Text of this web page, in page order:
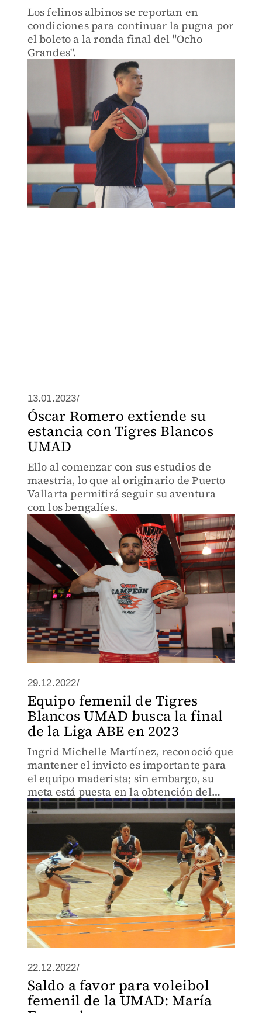
Los felinos albinos se reportan en
condiciones para continuar la pugna por
el boleto a la ronda final del "Ocho
Grandes".
13.01.2023/
Óscar Romero extiende su
estancia con Tigres Blancos
UMAD
Ello al comenzar con sus estudios de
maestría, lo que al originario de Puerto
Vallarta permitirá seguir su aventura
con los bengalíes.
29.12.2022/
Equipo femenil de Tigres
Blancos UMAD busca la final
de la Liga ABE en 2023
Ingrid Michelle Martínez, reconoció que
mantener el invicto es importante para
el equipo maderista; sin embargo, su
meta está puesta en la obtención del
Campeonato Nacional.
22.12.2022/
Saldo a favor para voleibol
femenil de la UMAD: María